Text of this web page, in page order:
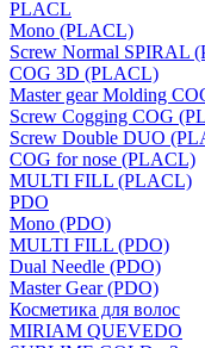
PLACL
Mono (PLACL)
Screw Normal SPIRAL
COG 3D (PLACL)
Master gear Molding
Screw Cogging COG
Screw Double DUO
COG for nose (PLACL)
MULTI FILL (PLACL)
PDO
Mono (PDO)
MULTI FILL (PDO)
Dual Needle (PDO)
Master Gear (PDO)
Косметика для волос
MIRIAM QUEVEDO